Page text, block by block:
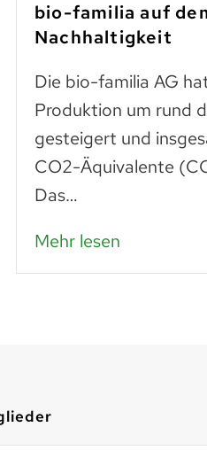
bio-familia auf
Nachhaltigkeit
Die bio-familia AG
Produktion um rund
gesteigert und
CO2-Äquivalente
Das…
Mehr lesen